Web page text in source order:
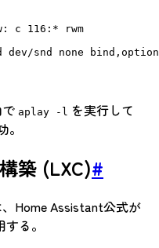
c 116:* rwm
dev/snd none
aplay -l を実行して
築 (LXC)#
Home Assistant公式が
る。